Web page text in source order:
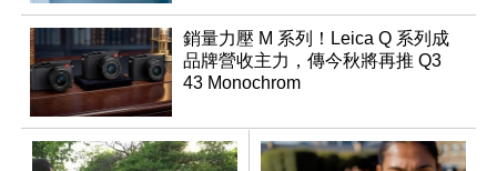
銷量力壓 M 系列！Leica Q 系列成
品牌營收主力，傳今秋將再推 Q3
43 Monochrom